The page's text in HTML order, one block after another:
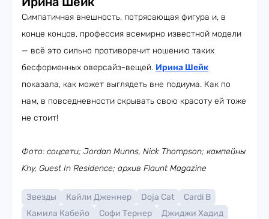
Симпатичная внешность, потрясающая фигура и, в
конце концов, профессия всемирно известной модели
— всё это сильно противоречит ношению таких
бесформенных оверсайз-вещей. Ирина Шейк
показала, как может выглядеть вне подиума. Как по
нам, в повседневности скрывать свою красоту ей тоже
не стоит!
Фото: соцсети; Jordan Munns, Nick Thompson; кампейны
Khy, Guest In Residence; архив Flaunt Magazine
Звезды Кайли Дженнер Doja Cat
Cardi B
Камила Кабейо
Софи Тернер
Джиджи Хадид